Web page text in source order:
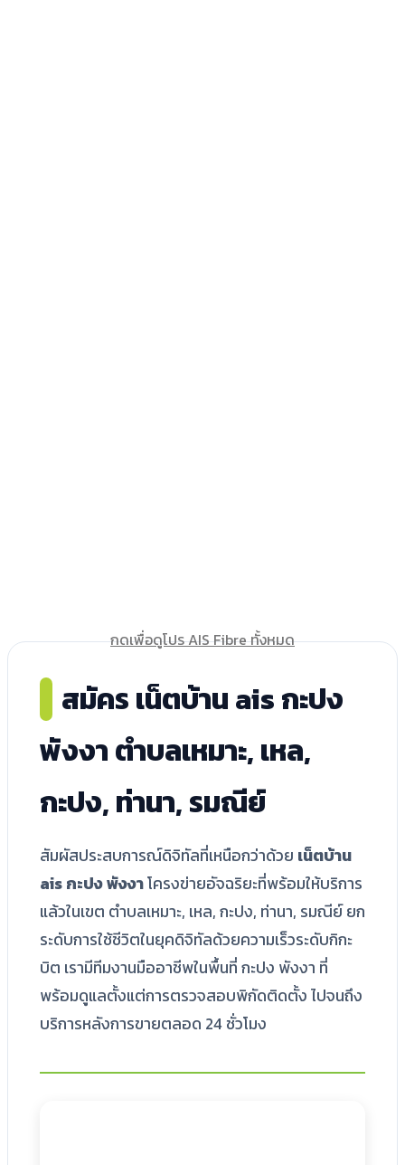
กดเพื่อดูโปร AIS Fibre ทั้งหมด
สมัคร เน็ตบ้าน ais กะปง
พังงา ตำบลเหมาะ, เหล,
กะปง, ท่านา, รมณีย์
สัมผัสประสบการณ์ดิจิทัลที่เหนือกว่าด้วย เน็ตบ้าน
ais กะปง พังงาโครงข่ายอัจฉริยะที่พร้อมให้บริการ
แล้วในเขต ตำบลเหมาะ, เหล, กะปง, ท่านา, รมณีย์ ยก
ระดับการใช้ชีวิตในยุคดิจิทัลด้วยความเร็วระดับกิกะ
บิต เรามีทีมงานมืออาชีพในพื้นที่ กะปง พังงา ที่
พร้อมดูแลตั้งแต่การตรวจสอบพิกัดติดตั้ง ไปจนถึง
บริการหลังการขายตลอด 24 ชั่วโมง